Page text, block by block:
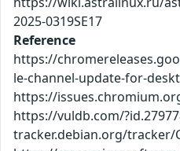
2025-0319SE17
Reference
https://
le-channel-update-for-
https://
https://vuldb.com/
tracker.debian.org/tracker/